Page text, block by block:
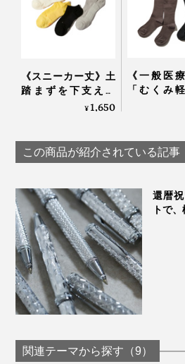
《スニーカー丈》土
踏まずを下支えし
て、足底筋をサポー
コノレッグ
¥1,650
《一般医
「むくみ
適・おし
｜MAEÉ
この商品が紹介されている記事
還暦
トで
関連テーマから探す（9）